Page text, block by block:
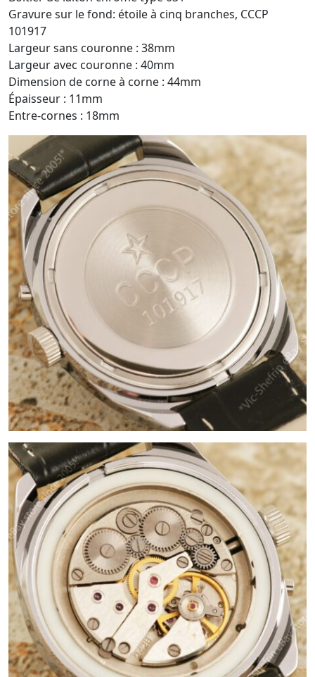
Gravure sur le fond: étoile à cinq branches, CCCP
101917
Largeur sans couronne : 38mm
Largeur avec couronne : 40mm
Dimension de corne à corne : 44mm
Épaisseur : 11mm
Entre-cornes : 18mm